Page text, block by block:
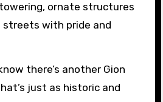
ornate structures
with pride and
there’s another Gion
just as historic and